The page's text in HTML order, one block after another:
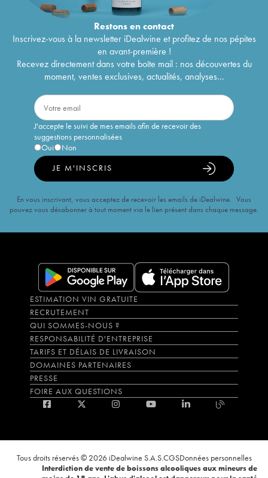
Restons encontact
Inscrivez-vous à la newsletter iDealwine et profitez de nos pépites
en avant-première !
Recevez directement dans votre boîte mail : nos découvertes du
moment, ventes exclusives, actualités, analyses...
J'accepte le suivi de mes emails afin de recevoir des
suggestions personnalisées
Oui
Non
JE M'INSCRIS
En vous inscrivant, vous acceptez de recevoir les emails de iDealwine. Vous
pouvez vous désabonner à tout moment via le lien présent dans chaque message.
ESTIMATION VIN GRATUITE
RECRUTEMENT
QUI SOMMES-NOUS ?
RESPONSABILITÉ D'ENTREPRISE
TARIFS ET DÉLAIS DE LIVRAISON
DOMAINES PARTENAIRES
PRESSE
FOIRE AUX QUESTIONS
Tous droits réservés © 2026 iDealwine S.A.S.CGSDonnées personnelles
Interdiction de vente de boissons alcooliques aux mineurs de